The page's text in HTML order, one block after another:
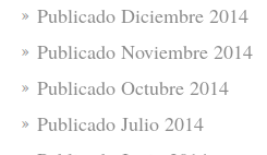
Publicado Diciembre 2014
Publicado Noviembre 2014
Publicado Octubre 2014
Publicado Julio 2014